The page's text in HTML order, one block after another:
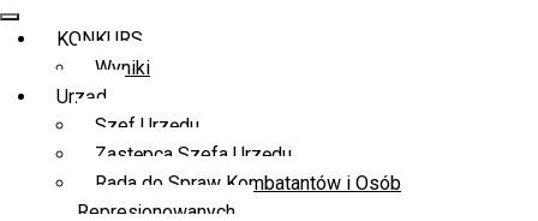
KONKURS
Wyniki
Urząd
Szef Urzędu
Zastępca Szefa Urzędu
Rada do Spraw Kombatantów i Osób
Represjonowanych